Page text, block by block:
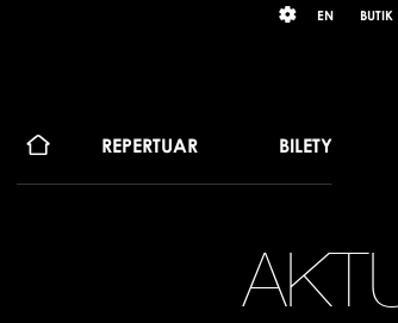
język
EN BUTIK
REPERTUAR BILETY